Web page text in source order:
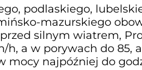
podlaskiego,
mazurskiego
silnym wiatrem,
a w porywach do 85,
mocy najpóźniej do